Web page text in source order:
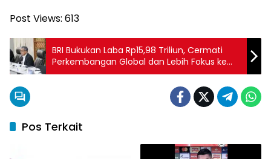
Post Views: 613
BRI Bukukan Laba Rp15,98 Triliun, Cermati
Perkembangan Global dan Lebih Fokus ke
Tantangan Domestik Melalui Pemberdayaan
Pos Terkait